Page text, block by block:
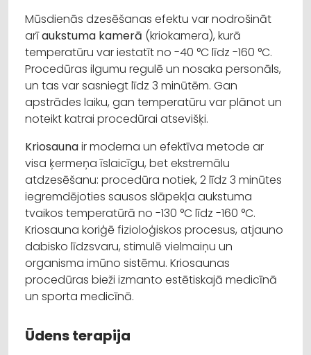
Mūsdienās dzesēšanas efektu var nodrošināt
arīaukstuma kamerā (kriokamera), kurā
temperatūru var iestatīt no -40 °C līdz -160 °C.
Procedūras ilgumu regulē un nosaka personāls,
un tas var sasniegt līdz 3 minūtēm. Gan
apstrādes laiku, gan temperatūru var plānot un
noteikt katrai procedūrai atsevišķi.
Kriosaunair moderna un efektīva metode ar
visa ķermeņa īslaicīgu, bet ekstremālu
atdzesēšanu: procedūra notiek, 2 līdz 3 minūtes
iegremdējoties sausos slāpekļa aukstuma
tvaikos temperatūrā no -130 °C līdz -160 °C.
Kriosauna koriģē fizioloģiskos procesus, atjauno
dabisko līdzsvaru, stimulē vielmaiņu un
organisma imūno sistēmu. Kriosaunas
procedūras bieži izmanto estētiskajā medicīnā
un sporta medicīnā.
Ūdens terapija